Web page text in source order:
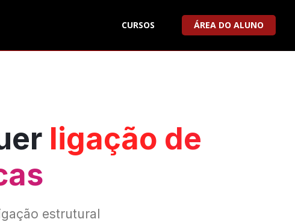
CURSOS ÁREA DO ALUNO
ligação de
estrutural